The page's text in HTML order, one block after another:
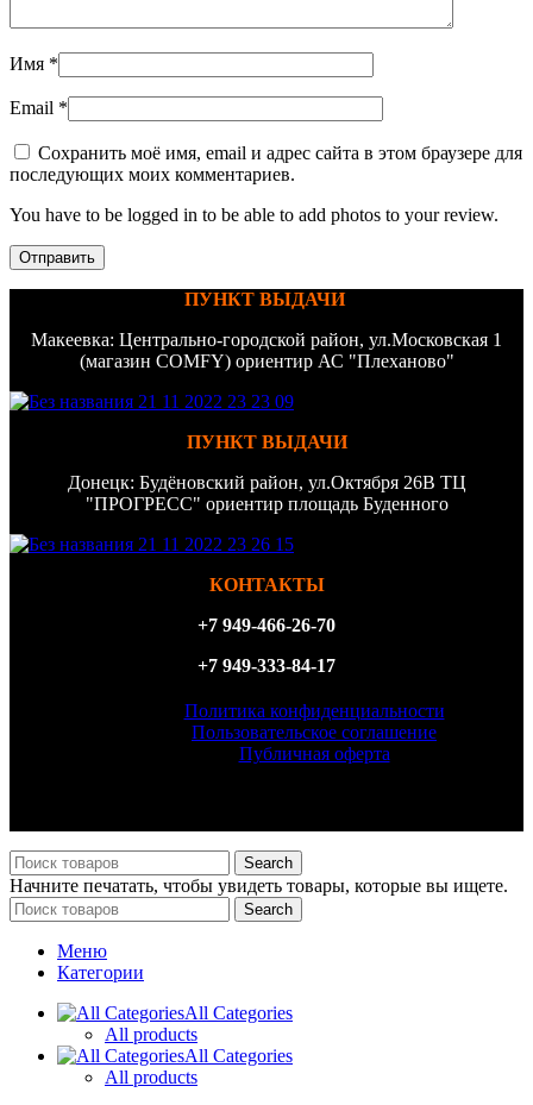
Имя *
Email *
Сохранить моё имя, email и адрес сайта в этом браузере для
последующих моих комментариев.
You have to be logged in to be able to add photos to your review.
ПУНКТ ВЫДАЧИ
Макеевка: Центрально-городской район, ул.Московская 1
(магазин COMFY) ориентир АС "Плеханово"
ПУНКТ ВЫДАЧИ
Донецк: Будёновский район, ул.Октября 26В ТЦ
"ПРОГРЕСС" ориентир площадь Буденного
КОНТАКТЫ
+7 949-466-26-70
+7 949-333-84-17
Политика конфиденциальности
Пользовательское соглашение
Публичная оферта
Search
Начните печатать, чтобы увидеть товары, которые вы ищете.
Search
Меню
Категории
All Categories
All products
All Categories
All products